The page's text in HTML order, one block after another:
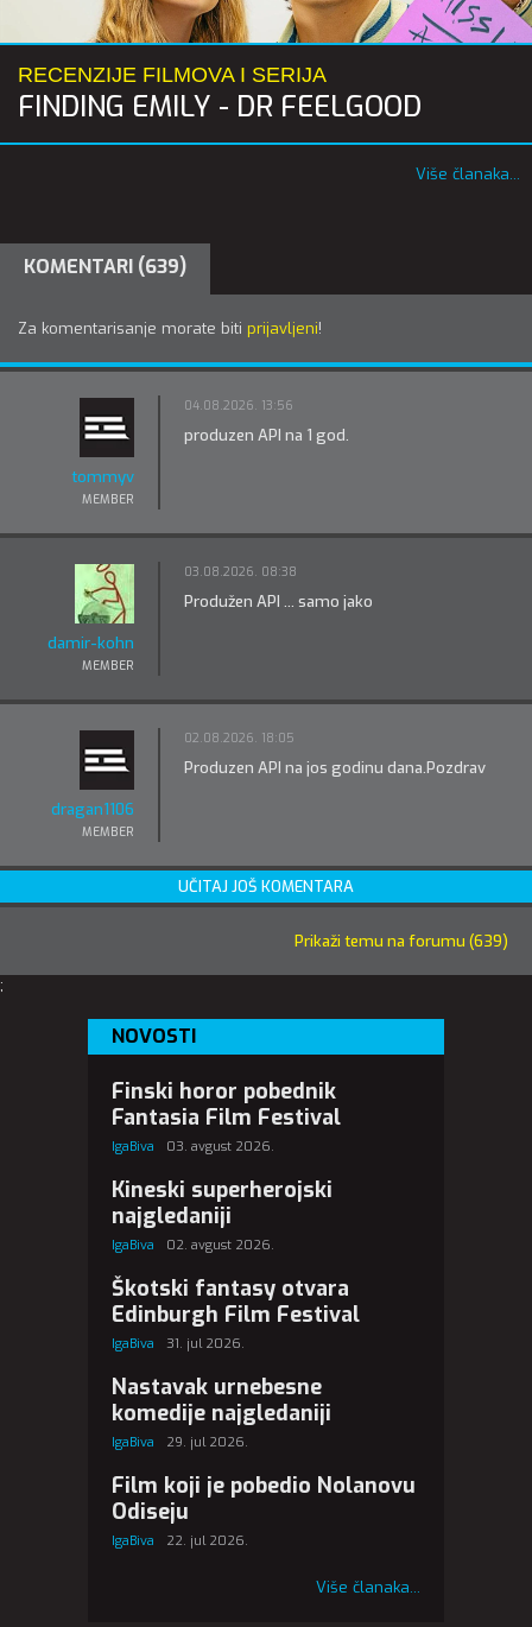
RECENZIJE FILMOVA I SERIJA
FINDING EMILY - DR FEELGOOD
Više članaka...
KOMENTARI (639)
Za komentarisanje morate biti prijavljeni!
tommyv
MEMBER
04.08.2026. 13:56
produzen API na 1 god.
damir-kohn
MEMBER
03.08.2026. 08:38
Produžen API ... samo jako
dragan1106
MEMBER
02.08.2026. 18:05
Produzen API na jos godinu dana.Pozdrav
UČITAJ JOŠ KOMENTARA
Prikaži temu na forumu (639)
;
NOVOSTI
Finski horor pobednik
Fantasia Film Festival
IgaBiva 03. avgust 2026.
Kineski superherojski
najgledaniji
IgaBiva 02. avgust 2026.
Škotski fantasy otvara
Edinburgh Film Festival
IgaBiva 31. jul 2026.
Nastavak urnebesne
komedije najgledaniji
IgaBiva 29. jul 2026.
Film koji je pobedio Nolanovu
Odiseju
IgaBiva 22. jul 2026.
Više članaka...